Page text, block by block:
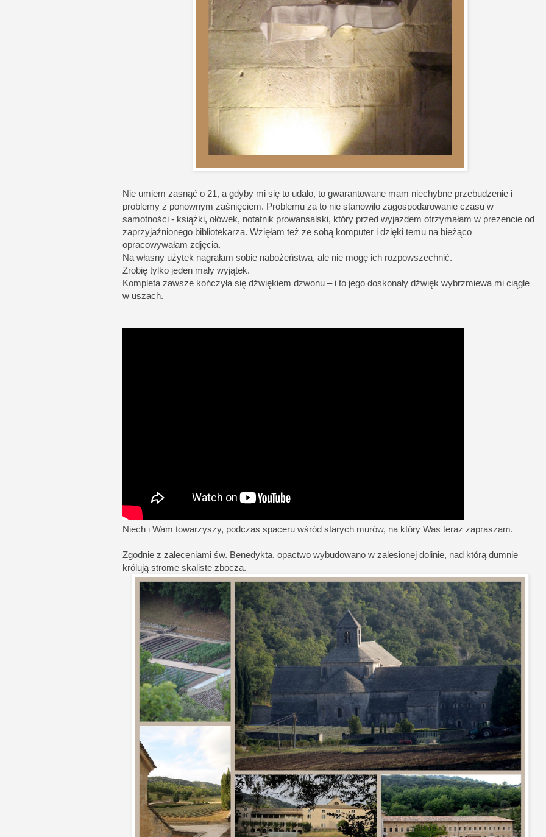
Nie umiem zasnąć o 21, a gdyby mi się to udało, to gwarantowane mam niechybne przebudzenie i
problemy z ponownym zaśnięciem. Problemu za to nie stanowiło zagospodarowanie czasu w
samotności - książki, ołówek, notatnik prowansalski, który przed wyjazdem otrzymałam w prezencie od
zaprzyjaźnionego bibliotekarza. Wzięłam też ze sobą komputer i dzięki temu na bieżąco
opracowywałam zdjęcia.
Na własny użytek nagrałam sobie nabożeństwa, ale nie mogę ich rozpowszechnić.
Zrobię tylko jeden mały wyjątek.
Kompleta zawsze kończyła się dźwiękiem dzwonu – i to jego doskonały dźwięk wybrzmiewa mi ciągle
w uszach.
Niech i Wam towarzyszy, podczas spaceru wśród starych murów, na który Was teraz zapraszam.
Zgodnie z zaleceniami św. Benedykta, opactwo wybudowano w zalesionej dolinie, nad którą dumnie
królują strome skaliste zbocza.